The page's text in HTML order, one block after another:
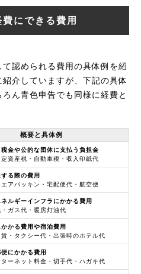
費にできる費用
認められる費用の具体例を紹
介していますが、下記の具体
ん青色申告でも同様に経費と
概要と具体例
金や公的な団体に支払う負担金
資産税・自動車税・収入印紙代
る際の費用
アパッキン・宅配便代・航空便
ルギーインフラにかかる費用
ガス代・暖房灯油代
かる費用や宿泊費用
・タクシー代・出張時のホテル代
にかかる費用
ーネット料金・切手代・ハガキ代